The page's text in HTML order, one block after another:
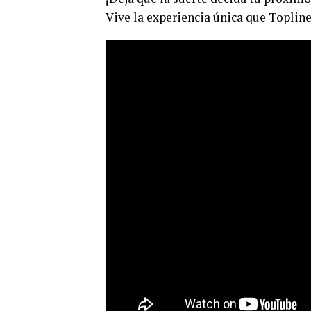
Vive la experiencia única que